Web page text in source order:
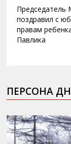
Председатель
поздравил с
правам
Павлика
ПЕРСОНА